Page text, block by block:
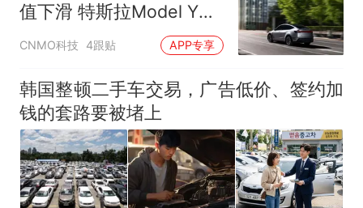
值下滑 特斯拉Model Y逆
势上涨
CNMO科技 4跟贴 APP专享
韩国整顿二手车交易，广告低价、签约加
钱的套路要被堵上